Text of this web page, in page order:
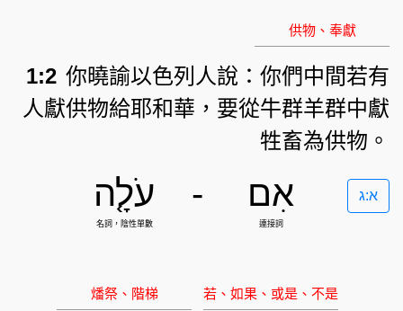
1:2 你曉諭以色列人說：你們中間若有
人獻供物給耶和華，要從牛群羊群中獻
牲畜為供物。
א:ג אִם - עֹלָ֤ה